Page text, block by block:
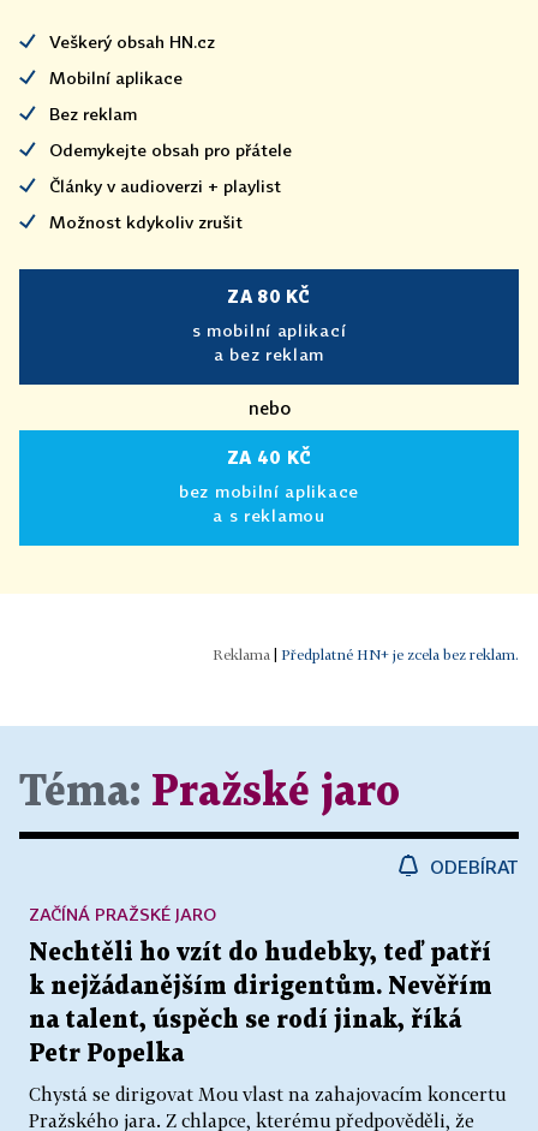
Veškerý obsah HN.cz
Mobilní aplikace
Bez reklam
Odemykejte obsah pro přátele
Články v audioverzi + playlist
Možnost kdykoliv zrušit
ZA 80 KČ
s mobilní aplikací
a bez reklam
nebo
ZA 40 KČ
bez mobilní aplikace
a s reklamou
Předplatné HN+ je zcela bez reklam.
Téma: Pražské jaro
ODEBÍRAT
Nechtěli ho vzít do hudebky, teď patří
k nejžádanějším dirigentům. Nevěřím
na talent, úspěch se rodí jinak, říká
Petr Popelka
Chystá se dirigovat Mou vlast na zahajovacím koncertu
Pražského jara. Z chlapce, kterému předpověděli, že
ZAČÍNÁ PRAŽSKÉ JARO